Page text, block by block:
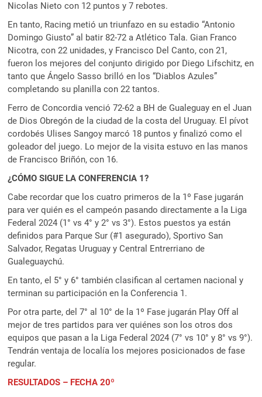
Nicolas Nieto con 12 puntos y 7 rebotes.
En tanto, Racing metió un triunfazo en su estadio “Antonio
Domingo Giusto” al batir 82-72 a Atlético Tala. Gian Franco
Nicotra, con 22 unidades, y Francisco Del Canto, con 21,
fueron los mejores del conjunto dirigido por Diego Lifschitz, en
tanto que Ángelo Sasso brilló en los “Diablos Azules”
completando su planilla con 22 tantos.
Ferro de Concordia venció 72-62 a BH de Gualeguay en el Juan
de Dios Obregón de la ciudad de la costa del Uruguay. El pívot
cordobés Ulises Sangoy marcó 18 puntos y finalizó como el
goleador del juego. Lo mejor de la visita estuvo en las manos
de Francisco Briñón, con 16.
¿CÓMO SIGUE LA CONFERENCIA 1?
Cabe recordar que los cuatro primeros de la 1º Fase jugarán
para ver quién es el campeón pasando directamente a la Liga
Federal 2024 (1° vs 4° y 2° vs 3°). Estos puestos ya están
definidos para Parque Sur (#1 asegurado), Sportivo San
Salvador, Regatas Uruguay y Central Entrerriano de
Gualeguaychú.
En tanto, el 5° y 6° también clasifican al certamen nacional y
terminan su participación en la Conferencia 1.
Por otra parte, del 7° al 10° de la 1º Fase jugarán Play Off al
mejor de tres partidos para ver quiénes son los otros dos
equipos que pasan a la Liga Federal 2024 (7° vs 10° y 8° vs 9°).
Tendrán ventaja de localía los mejores posicionados de fase
regular.
RESULTADOS – FECHA 20º